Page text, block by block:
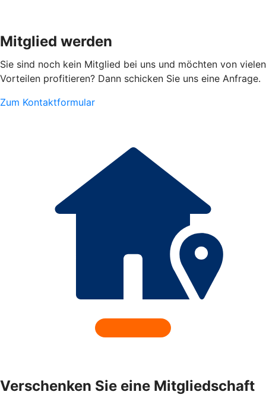
Mitglied werden
Sie sind noch kein Mitglied bei uns und möchten von vielen
Vorteilen profitieren? Dann schicken Sie uns eine Anfrage.
Zum Kontaktformular
Verschenken Sie eine Mitgliedschaft